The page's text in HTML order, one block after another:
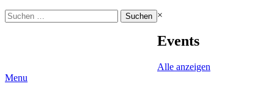
Suchen
nach:
×
Events
Alle anzeigen
Menu